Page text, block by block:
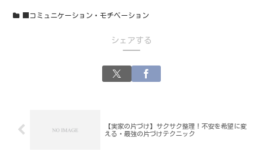
■コミュニケーション・モチベーション
シェアする
【実家の片づけ】サクサク整理！不安を希望に変
える・最強の片づけテクニック